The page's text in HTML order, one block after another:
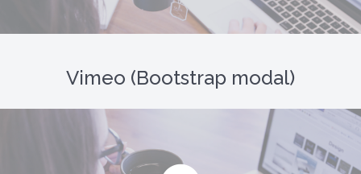
Vimeo (Bootstrap modal)